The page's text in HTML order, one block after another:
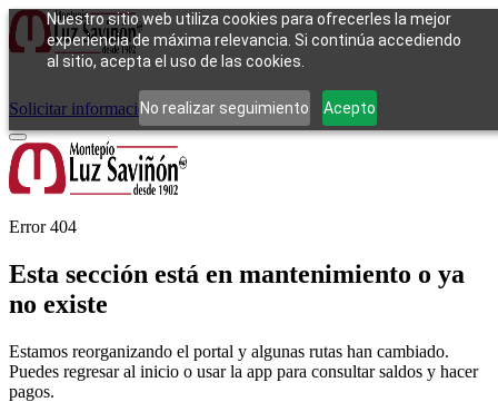
Nuestro sitio web utiliza cookies para ofrecerles la mejor
experiencia de máxima relevancia. Si continúa accediendo
al sitio, acepta el uso de las cookies.
No realizar seguimiento Acepto
Cómo funcionaTipos de empeñoCompraContacto
Solicitar información Iniciar sesión
Error 404
Esta sección está en mantenimiento o ya
no existe
Estamos reorganizando el portal y algunas rutas han cambiado.
Puedes regresar al inicio o usar la app para consultar saldos y hacer
pagos.